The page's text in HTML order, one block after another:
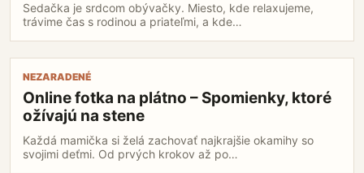
mieru
proti,
ktoré
poznať
Sedačka je srdcom obývačky. Miesto, kde relaxujeme,
trávime čas s rodinou a priateľmi, a kde…
fotka
na
plátno
Spomienky,
ktoré
NEZARADENÉ
Online fotka na plátno – Spomienky, ktoré
ožívajú na stene
Každá mamička si želá zachovať najkrajšie okamihy so
svojimi deťmi. Od prvých krokov až po…